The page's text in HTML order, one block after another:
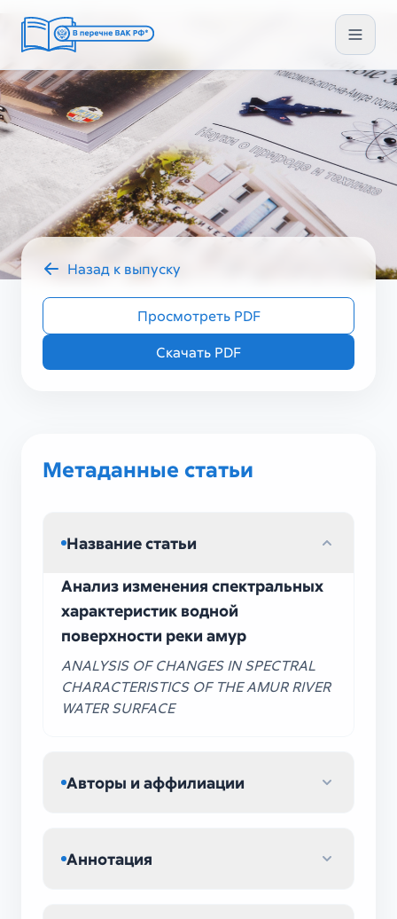
УЗ_ТЕХ VII (71)
Назад к выпуску
Просмотреть PDF
Скачать PDF
Метаданные статьи
Название статьи
Анализ изменения спектральных
характеристик водной
поверхности реки амур
ANALYSIS OF CHANGES IN SPECTRAL
CHARACTERISTICS OF THE AMUR RIVER
WATER SURFACE
Авторы и аффилиации
Аннотация